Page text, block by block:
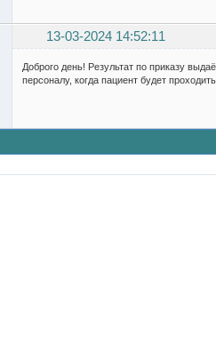
13-03-2024 14:52:11
Доброго день! Результат по приказу
персоналу, когда пациент будет